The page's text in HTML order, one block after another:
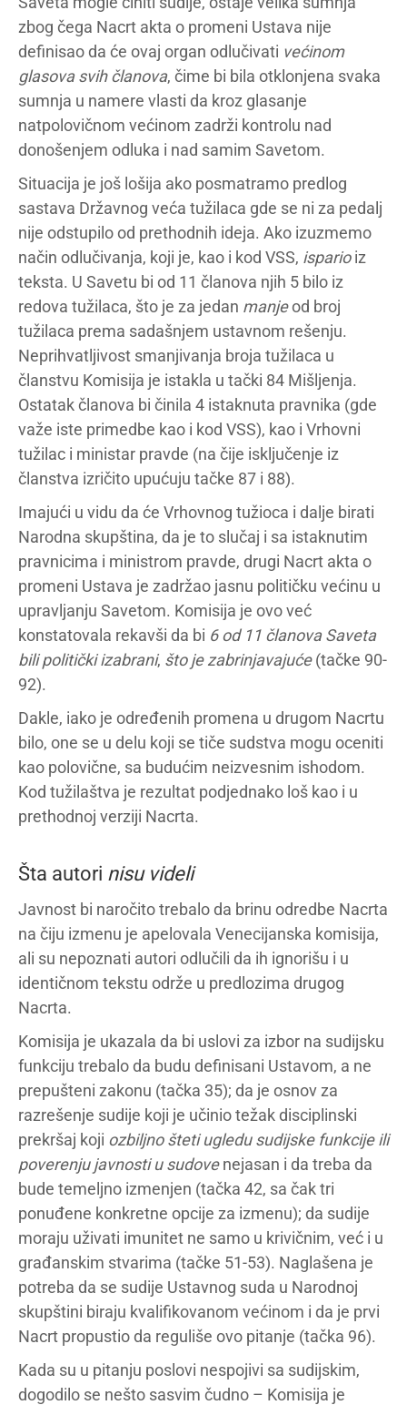
zbog čega Nacrt akta o promeni Ustava nije
definisao da će ovaj organ odlučivati većinom
glasova svih članova, čime bi bila otklonjena svaka
sumnja u namere vlasti da kroz glasanje
natpolovičnom većinom zadrži kontrolu nad
donošenjem odluka i nad samim Savetom.
Situacija je još lošija ako posmatramo predlog
sastava Državnog veća tužilaca gde se ni za pedalj
nije odstupilo od prethodnih ideja. Ako izuzmemo
način odlučivanja, koji je, kao i kod VSS, isparioiz
teksta. U Savetu bi od 11 članova njih 5 bilo iz
redova tužilaca, što je za jedan manjeod broj
tužilaca prema sadašnjem ustavnom rešenju.
Neprihvatljivost smanjivanja broja tužilaca u
članstvu Komisija je istakla u tački 84 Mišljenja.
Ostatak članova bi činila 4 istaknuta pravnika (gde
važe iste primedbe kao i kod VSS), kao i Vrhovni
tužilac i ministar pravde (na čije isključenje iz
članstva izričito upućuju tačke 87 i 88).
Imajući u vidu da će Vrhovnog tužioca i dalje birati
Narodna skupština, da je to slučaj i sa istaknutim
pravnicima i ministrom pravde, drugi Nacrt akta o
promeni Ustava je zadržao jasnu političku većinu u
upravljanju Savetom. Komisija je ovo već
konstatovala rekavši da bi 6 od 11 članova Saveta
bili politički izabrani, što je zabrinjavajuće(tačke 90-
92).
Dakle, iako je određenih promena u drugom Nacrtu
bilo, one se u delu koji se tiče sudstva mogu oceniti
kao polovične, sa budućim neizvesnim ishodom.
Kod tužilaštva je rezultat podjednako loš kao i u
prethodnoj verziji Nacrta.
Šta autori nisu videli
Javnost bi naročito trebalo da brinu odredbe Nacrta
na čiju izmenu je apelovala Venecijanska komisija,
ali su nepoznati autori odlučili da ih ignorišu i u
identičnom tekstu održe u predlozima drugog
Nacrta.
Komisija je ukazala da bi uslovi za izbor na sudijsku
funkciju trebalo da budu definisani Ustavom, a ne
prepušteni zakonu (tačka 35); da je osnov za
razrešenje sudije koji je učinio težak disciplinski
prekršaj koji ozbiljno šteti ugledu sudijske funkcije ili
poverenju javnosti u sudovenejasan i da treba da
bude temeljno izmenjen (tačka 42, sa čak tri
ponuđene konkretne opcije za izmenu); da sudije
moraju uživati imunitet ne samo u krivičnim, već i u
građanskim stvarima (tačke 51-53). Naglašena je
potreba da se sudije Ustavnog suda u Narodnoj
skupštini biraju kvalifikovanom većinom i da je prvi
Nacrt propustio da reguliše ovo pitanje (tačka 96).
Kada su u pitanju poslovi nespojivi sa sudijskim,
dogodilo se nešto sasvim čudno – Komisija je